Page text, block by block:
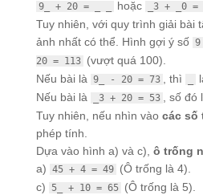
9_ + 20 = _ _ hoặc _3 + _0 =
Tuy nhiên, với quy trình giải bài
ảnh nhất có thể. Hình gợi ý số 9
20 = 113 (vượt quá 100).
Nếu bài là 9_ - 20 = 73 , thì
Nếu bài là
_3 + 20 = 53 , số đó
Tuy nhiên, nếu nhìn vào các số
phép tính.
Dựa vào hình a) và c), ô trống
a) 45 + 4 = 49 (Ô trống là 4).
c)
5_ + 10 = 65 (Ô trống là 5).